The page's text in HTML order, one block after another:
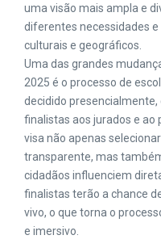
uma visão mais ampla e
diferentes necessidades
culturais e geográficos.
Uma das grandes
2025 é o processo de
decidido
finalistas aos jurados e ao
visa não apenas
transparente, mas
cidadãos influenciem
finalistas terão a chance
vivo, o que torna o
e imersivo.